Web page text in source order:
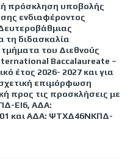
πρόσκληση υποβολής
ενδιαφέροντος
τη διδασκαλία
του Διεθνούς
Baccalaureate –
έτος 2026- 2027 και για
επιμόρφωση
προς τις προσκλήσεις με
ΕΙ6, ΑΔΑ:
και ΑΔΑ: ΨΤΧΔ46ΝΚΠΔ-